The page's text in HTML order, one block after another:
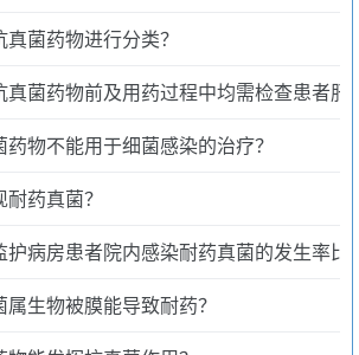
菌药物进行分类？
真菌药物前及用药过程中均需检查患者肝
物不能用于细菌感染的治疗？
药真菌？
护病房患者院内感染耐药真菌的发生率比
生物被膜能导致耐药？